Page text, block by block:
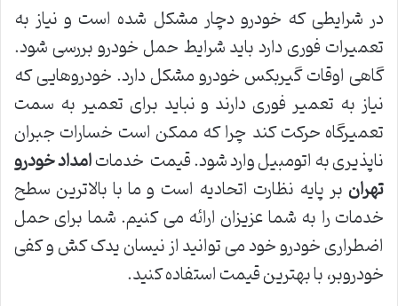
در شرایطی که خودرو دچار مشکل شده است و نیاز به
تعمیرات فوری دارد باید شرایط حمل خودرو بررسی شود.
گاهی اوقات گیربکس خودرو مشکل دارد. خودروهایی که
نیاز به تعمیر فوری دارند و نباید برای تعمیر به سمت
تعمیرگاه حرکت کند چرا که ممکن است خسارات جبران
ناپذیری به اتومبیل وارد شود. قیمت خدماتامداد خودرو
تهران بر پایه نظارت اتحادیه است و ما با بالاترین سطح
خدمات را به شما عزیزان ارائه می کنیم. شما برای حمل
اضطراری خودرو خود می توانید از نیسان یدک کش و کفی
خودروبر، با بهترین قیمت استفاده کنید.